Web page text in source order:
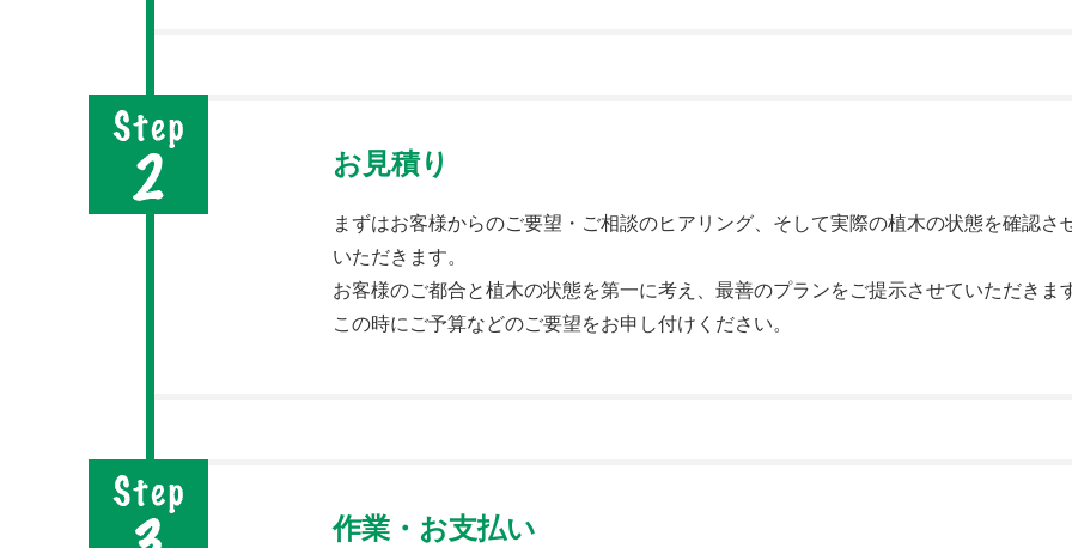
お見積り
まずはお客様からのご要望・ご相談のヒアリング、そして実際の植木の状態を確認さ
いただきます。
お客様のご都合と植木の状態を第一に考え、最善のプランをご提示させていただきま
この時にご予算などのご要望をお申し付けください。
作業・お支払い